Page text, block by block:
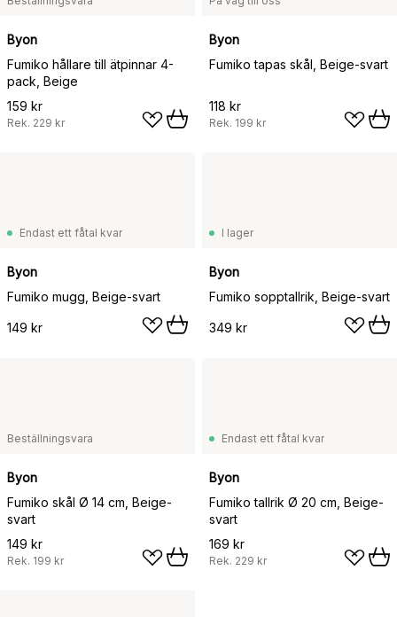
Byon
Fumiko hållare till ätpinnar 4-
pack, Beige
159 kr
Rek. 229 kr
Byon
Fumiko tapas skål, Beige-svart
118 kr
Rek. 199 kr
Endast ett fåtal kvar
Byon
Fumiko mugg, Beige-svart
149 kr
I lager
Byon
Fumiko sopptallrik, Beige-svart
349 kr
Beställningsvara
Byon
Fumiko skål Ø 14 cm, Beige-
svart
149 kr
Rek. 199 kr
Endast ett fåtal kvar
Byon
Fumiko tallrik Ø 20 cm, Beige-
svart
169 kr
Rek. 229 kr